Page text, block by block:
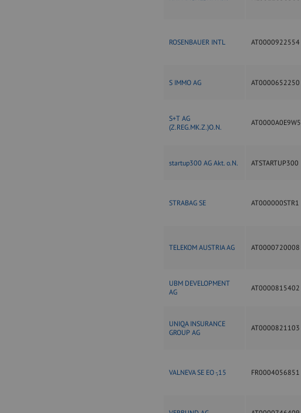
ROSENBAUER INTL AT0000922554
S IMMO AG AT0000652250
S+T AG
(Z.REG.MK.Z.)O.N.
AT0000A0E9W5
startup300 AG Akt. o.N. ATSTARTUP300
STRABAG SE AT000000STR1
TELEKOM AUSTRIA AG AT0000720008
UBM DEVELOPMENT
AG
AT0000815402
UNIQA INSURANCE
GROUP AG
AT0000821103
VALNEVA SE EO -,15 FR0004056851